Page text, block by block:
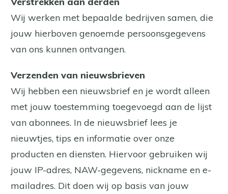
Wij werken met bepaalde bedrijven samen, die
jouw hierboven genoemde persoonsgegevens
van ons kunnen ontvangen.
Verzenden van nieuwsbrieven
Wij hebben een nieuwsbrief en je wordt alleen
met jouw toestemming toegevoegd aan de lijst
van abonnees. In de nieuwsbrief lees je
nieuwtjes, tips en informatie over onze
producten en diensten. Hiervoor gebruiken wij
jouw IP-adres, NAW-gegevens, nickname en e-
mailadres. Dit doen wij op basis van jouw